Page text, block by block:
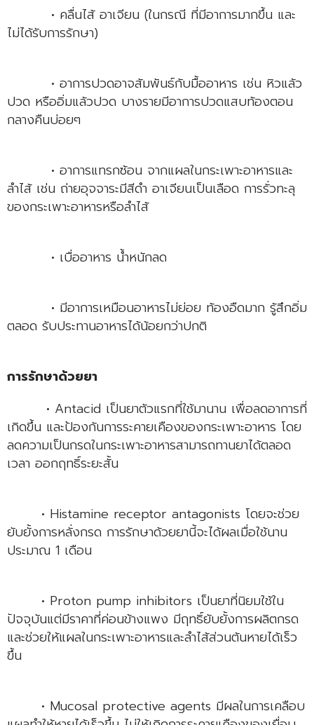
• คลื่นไส้ อาเจียน (ในกรณี ที่มีอาการมากขึ้น และ
ไม่ได้รับการรักษา)
• อาการปวดอาจสัมพันธ์กับมื้ออาหาร เช่น หิวแล้ว
ปวด หรืออิ่มแล้วปวด บางรายมีอาการปวดแสบท้องตอน
กลางคืนบ่อยๆ
• อาการแทรกซ้อน จากแผลในกระเพาะอาหารและ
ลำไส้ เช่น ถ่ายอุจจาระมีสีดำ อาเจียนเป็นเลือด การรั่วทะลุ
ของกระเพาะอาหารหรือลำไส้
• เบื่ออาหาร น้ำหนักลด
• มีอาการเหมือนอาหารไม่ย่อย ท้องอืดมาก รู้สึกอิ่ม
ตลอด รับประทานอาหารได้น้อยกว่าปกติ
การรักษาด้วยยา
• Antacid เป็นยาตัวแรกที่ใช้มานาน เพื่อลดอาการที่
เกิดขึ้น และป้องกันการระคายเคืองของกระเพาะอาหาร โดย
ลดความเป็นกรดในกระเพาะอาหารสามารถทานยาได้ตลอด
เวลา ออกฤทธิ์ระยะสั้น
• Histamine receptor antagonists โดยจะช่วย
ยับยั้งการหลั่งกรด การรักษาด้วยยานี้จะได้ผลเมื่อใช้นาน
ประมาณ 1 เดือน
• Proton pump inhibitors เป็นยาที่นิยมใช้ใน
ปัจจุบันแต่มีราคาที่ค่อนข้างแพง มีฤทธิ์ยับยั้งการผลิตกรด
และช่วยให้แผลในกระเพาะอาหารและลำไส้ส่วนต้นหายได้เร็ว
ขึ้น
• Mucosal protective agents มีผลในการเคลือบ